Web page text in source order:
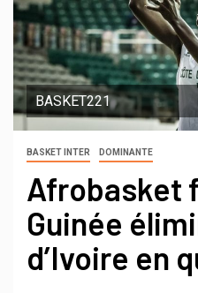
BASKET221
BASKET INTER DOMINANTE
Afrobasket
Guinée
d’Ivoire en